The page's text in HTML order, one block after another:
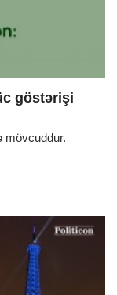
göstərişi
mövcuddur.